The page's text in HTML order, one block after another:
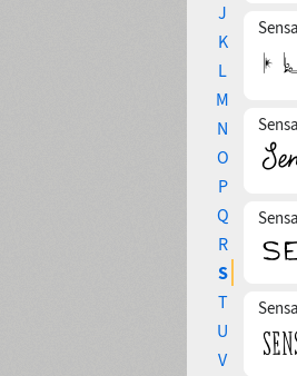
J
K
L
M
N
O
P
Q
R
S
T
U
V